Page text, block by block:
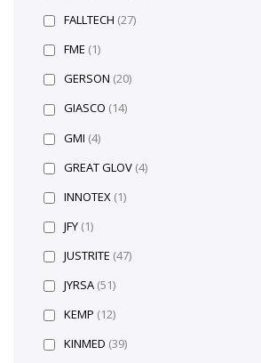
FALLTECH (27)
FME (1)
GERSON (20)
GIASCO (14)
GMI (4)
GREAT GLOV (4)
INNOTEX (1)
JFY (1)
JUSTRITE (47)
JYRSA (51)
KEMP (12)
KINMED (39)